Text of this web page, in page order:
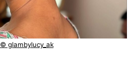
© glambylucy_ak